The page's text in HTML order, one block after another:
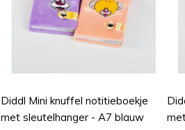
Diddl Mini knuffel notitieboekje
met sleutelhanger - A7 blauw